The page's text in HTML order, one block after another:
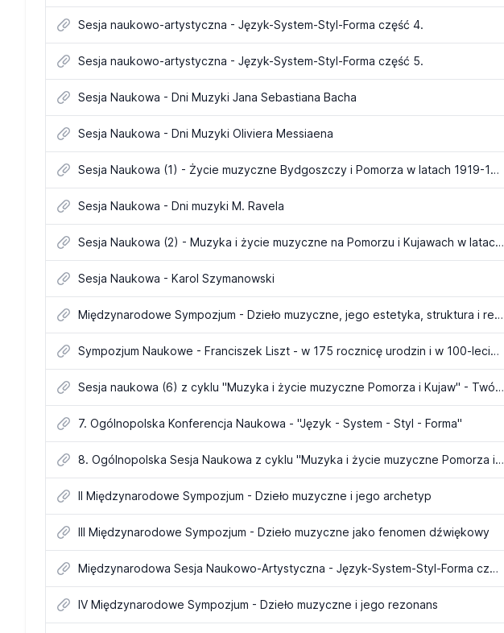
Sesja naukowo-artystyczna - Język-System-Styl-Forma część 4.
Sesja naukowo-artystyczna - Język-System-Styl-Forma część 5.
Sesja Naukowa - Dni Muzyki Jana Sebastiana Bacha
Sesja Naukowa - Dni Muzyki Oliviera Messiaena
Sesja Naukowa (1) - Życie muzyczne Bydgoszczy i Pomorza w latach 1919-1939 (1)
Sesja Naukowa - Dni muzyki M. Ravela
Sesja Naukowa (2) - Muzyka i życie muzyczne na Pomorzu i Kujawach w latach 1945-1992 (2)
Sesja Naukowa - Karol Szymanowski
Międzynarodowe Sympozjum - Dzieło muzyczne, jego estetyka, struktura i recepcja
Sympozjum Naukowe - Franciszek Liszt - w 175 rocznicę urodzin i w 100-lecie śmierci
Sesja naukowa (6) z cyklu "Muzyka i życie muzyczne Pomorza i Kujaw" - Twórcy i animatorzy muzyki na Pomorzu i Kujawach
7. Ogólnopolska Konferencja Naukowa - "Język - System - Styl - Forma"
8. Ogólnopolska Sesja Naukowa z cyklu "Muzyka i życie muzyczne Pomorza i Kujaw" - Instytucje i stowarzyszenia
II Międzynarodowe Sympozjum - Dzieło muzyczne i jego archetyp
III Międzynarodowe Sympozjum - Dzieło muzyczne jako fenomen dźwiękowy
Międzynarodowa Sesja Naukowo-Artystyczna - Język-System-Styl-Forma część 6.
IV Międzynarodowe Sympozjum - Dzieło muzyczne i jego rezonans